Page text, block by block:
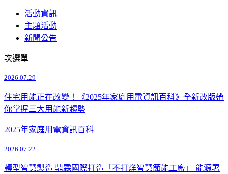
活動資訊
主題活動
新聞公告
次選單
2026.07.29
住宅用能正在改變！《2025年家庭用電資訊百科》全新改版帶
你掌握三大用能新趨勢
2025年家庭用電資訊百科
2026.07.22
轉型智慧製造 鼎霖國際打造「不打烊智慧節能工廠」 能源署